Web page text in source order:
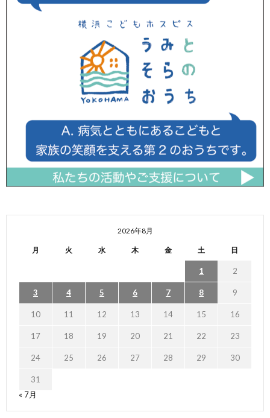
2026年8月
月 火 水 木 金 土 日
1 2
3 4 5 6 7 8 9
10 11 12 13 14 15 16
17 18 19 20 21 22 23
24 25 26 27 28 29 30
31
« 7月